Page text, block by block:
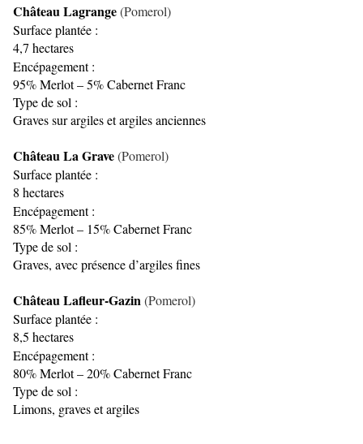
Château Lagrange(Pomerol)
Surface plantée :
4,7 hectares
Encépagement :
95% Merlot – 5% Cabernet Franc
Type de sol :
Graves sur argiles et argiles anciennes
Château La Grave(Pomerol)
Surface plantée :
8 hectares
Encépagement :
85% Merlot – 15% Cabernet Franc
Type de sol :
Graves, avec présence d’argiles fines
Château Lafleur-Gazin(Pomerol)
Surface plantée :
8,5 hectares
Encépagement :
80% Merlot – 20% Cabernet Franc
Type de sol :
Limons, graves et argiles